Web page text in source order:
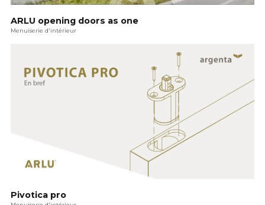
ARLU opening doors as one
Menuiserie d'intérieur
Pivotica pro